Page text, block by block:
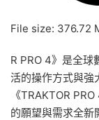
File size: 376.72
R PRO 4》是全球
活的操作方式與強
《TRAKTOR
的願望與需求全新